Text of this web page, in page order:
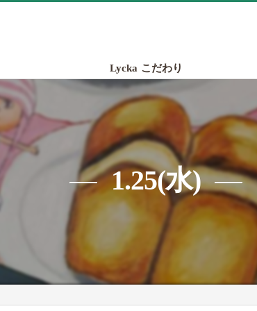
Lycka こだわり
1.25(水)